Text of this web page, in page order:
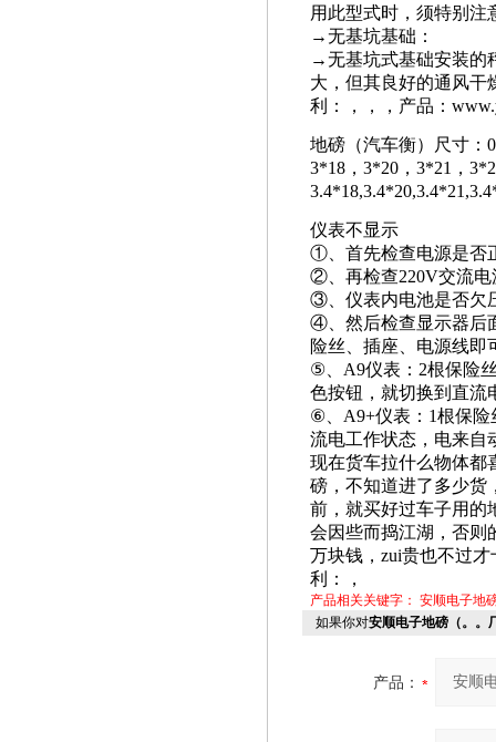
用此型式时，须特别注
→无基坑基础：
→无基坑式基础安装的
大，但其良好的通风干
利：，，，产品：
地磅（汽车衡）尺寸：
3*18，3*20，3*21，
仪表不显示
①、首先检查电源是否
②、再检查220V交流
③、仪表内电池是否欠
④、然后检查显示器后
险丝、插座、电源线即
⑤、A9仪表：2根保险
色按钮，就切换到直流
⑥、A9+仪表：1根保
流电工作状态，电来自
现在货车拉什么物体都
磅，不知道进了多少货
前，就买好过车子用的
会因些而捣江湖，否则
万块钱，zui贵也不过
利：，
产品相关关键字： 安顺电子地
如果你对安顺电子地磅（。。
产品：